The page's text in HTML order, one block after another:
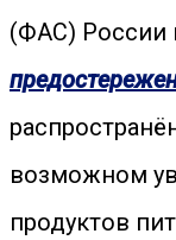
(ФАС) России
возможном
продуктов